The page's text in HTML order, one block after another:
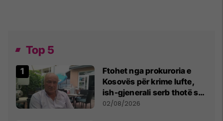
Top 5
Ftohet nga prokuroria e
Kosovës për krime lufte,
ish-gjenerali serb thotë se
dikush e tradhtoi në
02/08/2026